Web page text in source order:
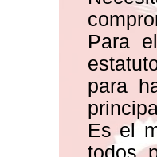
Para
para
Es el
todos,